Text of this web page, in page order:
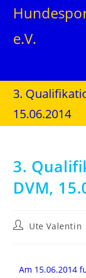
e.V.
3.
15.06.2014
3.
DVM,
Ute Valentin
Am 15.06.2014